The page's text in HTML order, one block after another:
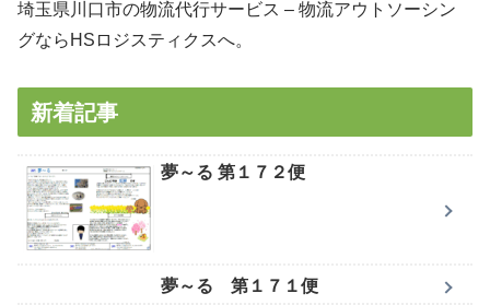
埼玉県川口市の物流代行サービス – 物流アウトソーシン
グならHSロジスティクスへ。
新着記事
夢～る 第１７２便
夢～る 第１７１便